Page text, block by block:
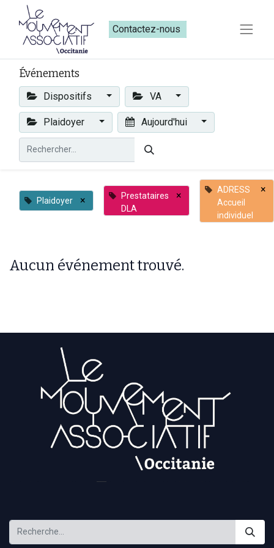
Contactez-nous​​
Événements
Dispositifs VA
Plaidoyer Aujourd'hui
Plaidoyer ×
Prestataires
DLA
×
ADRESS
Accueil
individuel
×
Aucun événement trouvé.